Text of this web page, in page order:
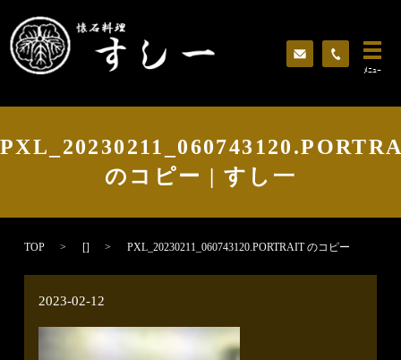
ﾒﾆｭｰ
のコピー | すし一
TOP [] PXL_20230211_060743120.PORTRAIT のコピー
2023-02-12